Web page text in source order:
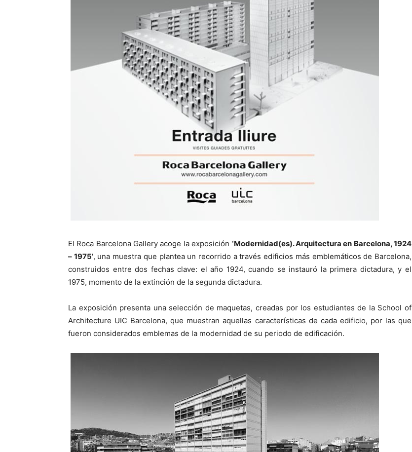
El Roca Barcelona Gallery acoge la exposición ‘Modernidad(es). Arquitectura en Barcelona, 1924
– 1975’, una muestra que plantea un recorrido a través edificios más emblemáticos de Barcelona,
construidos entre dos fechas clave: el año 1924, cuando se instauró la primera dictadura, y el
1975, momento de la extinción de la segunda dictadura.
La exposición presenta una selección de maquetas, creadas por los estudiantes de la School of
Architecture UIC Barcelona, que muestran aquellas características de cada edificio, por las que
fueron considerados emblemas de la modernidad de su periodo de edificación.